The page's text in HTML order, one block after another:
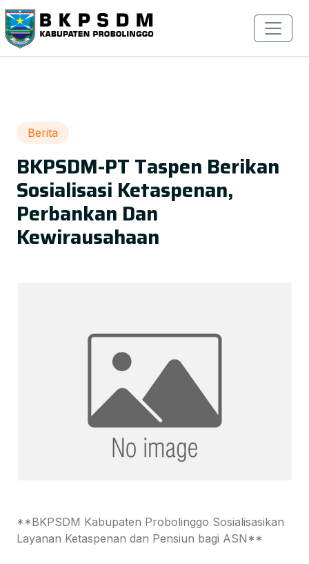
Berita
BKPSDM-PT Taspen Berikan
Sosialisasi Ketaspenan,
Perbankan Dan
Kewirausahaan
**BKPSDM Kabupaten Probolinggo Sosialisasikan
Layanan Ketaspenan dan Pensiun bagi ASN**